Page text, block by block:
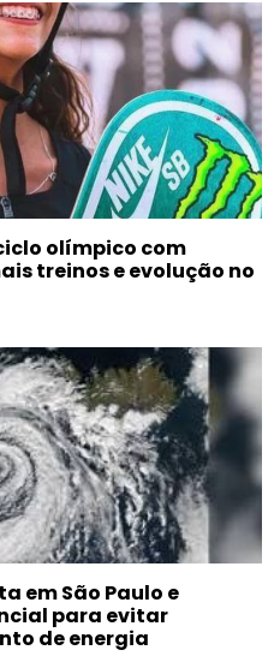
olímpico com
treinos e evolução no
em São Paulo e
para evitar
de energia